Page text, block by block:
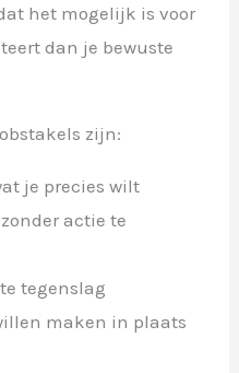
het mogelijk is voor
dan je bewuste
zijn:
je precies wilt
actie te
tegenslag
maken in plaats